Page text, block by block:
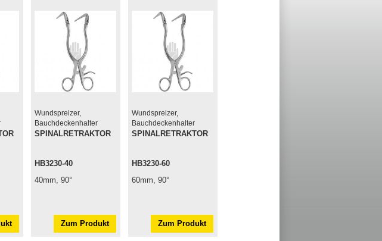
Wundspreizer,
Bauchdeckenhalter
SPINALRETRAKTOR
HB3230-40
40mm, 90°
Zum Produkt
Wundspreizer,
Bauchdeckenhalter
SPINALRETRAKTOR
HB3230-60
60mm, 90°
Zum Produkt